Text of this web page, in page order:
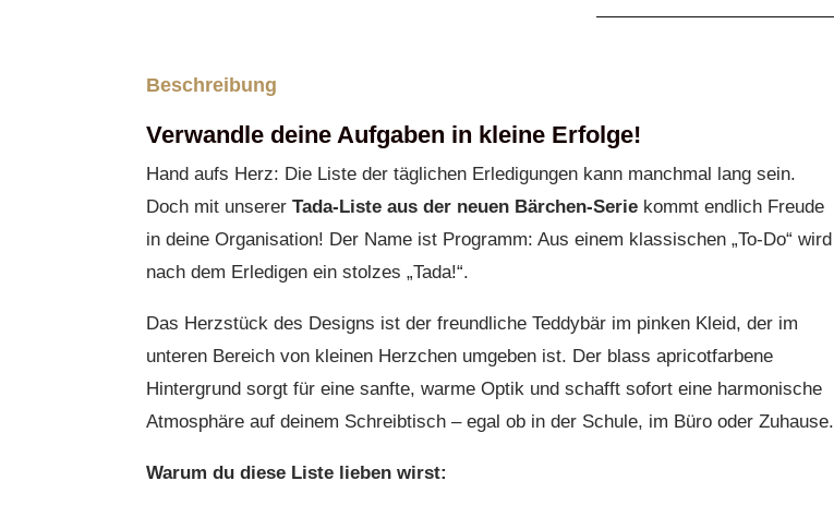
Menge
Beschreibung
Verwandle deine Aufgaben in kleine Erfolge!
Hand aufs Herz: Die Liste der täglichen Erledigungen kann manchmal lang sein.
Doch mit unsererTada-Liste aus der neuen Bärchen-Serie kommt endlich Freude
in deine Organisation! Der Name ist Programm: Aus einem klassischen „To-Do“ wird
nach dem Erledigen ein stolzes „Tada!“.
Das Herzstück des Designs ist der freundliche Teddybär im pinken Kleid, der im
unteren Bereich von kleinen Herzchen umgeben ist. Der blass apricotfarbene
Hintergrund sorgt für eine sanfte, warme Optik und schafft sofort eine harmonische
Atmosphäre auf deinem Schreibtisch – egal ob in der Schule, im Büro oder Zuhause.
Warum du diese Liste lieben wirst: